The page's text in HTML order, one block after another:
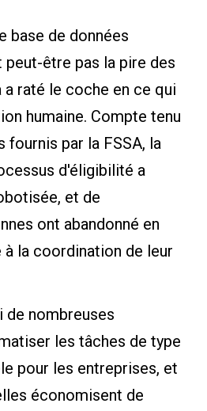
base de données
être pas la pire des
a raté le coche en ce qui
humaine. Compte tenu
fournis par la FSSA, la
d'éligibilité a
et de
ont abandonné en
la coordination de leur
de nombreuses
les tâches de type
pour les entreprises, et
économisent de